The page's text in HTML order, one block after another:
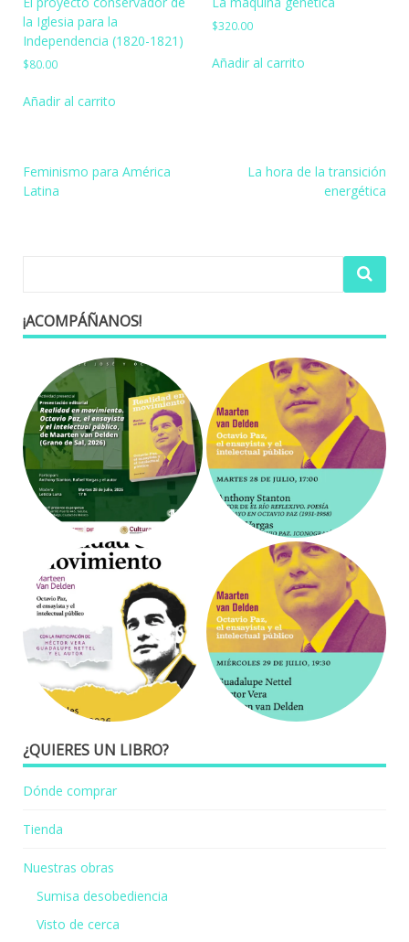
la Iglesia para la
Independencia (1820-1821)
$80.00
Añadir al carrito
$320.00
Añadir al carrito
Navegación
de
Feminismo para América
Latina
La hora de la transición
energética
¡ACOMPÁÑANOS!
¿QUIERES UN LIBRO?
Dónde comprar
Tienda
Nuestras obras
Sumisa desobediencia
Visto de cerca